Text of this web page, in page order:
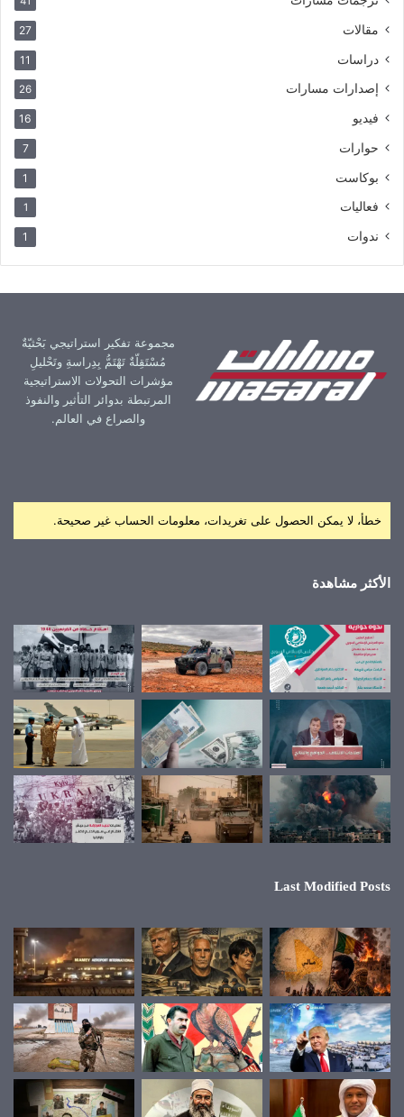
مقالات 27
دراسات 11
إصدارات مسارات 26
فيديو 16
حوارات 7
بوكاست 1
فعاليات 1
ندوات 1
مجموعة تفكير استراتيجي بَحْثيّةٌ
مُسْتَقِلّةٌ تَهْتَمُّ بِدِراسةِ وتَحْليلِ
مؤشرات التحولات الاستراتيجية
المرتبطة بدوائر التأثير والنفوذ
والصراع في العالم.
خطأ، لا يمكن الحصول على تغريدات، معلومات الحساب غير صحيحة.
الأكثر مشاهدة
Last Modified Posts